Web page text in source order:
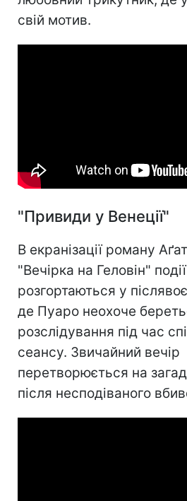
свій мотив.
"Привиди у Венеції"
В екранізації роману
"Вечірка на Геловін" події
розгортаються у
де Пуаро неохоче
розслідування під час
сеансу. Звичайний вечір
перетворюється на
після несподіваного